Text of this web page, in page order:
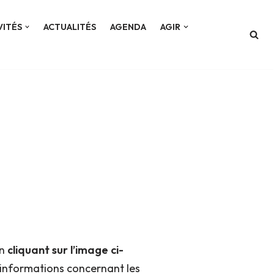
ACTUALITÉS AGENDA AGIR
cliquant sur l’image ci-
concernant les